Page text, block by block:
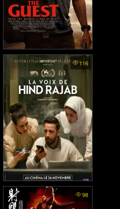
The Guest - ขาโหดมาเคาะถึง
บ้าน (2014)
116
The Voice of Hind Rajab
(2025)
98